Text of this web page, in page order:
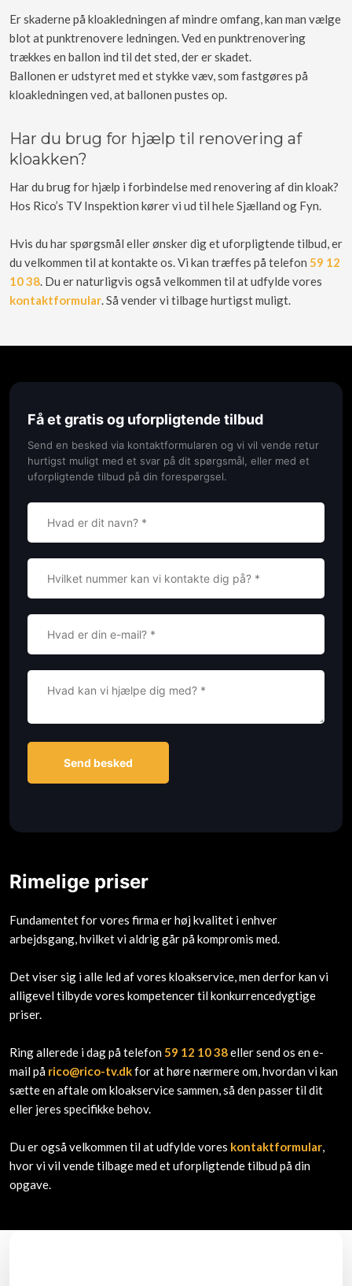
Er skaderne på kloakledningen af mindre omfang, kan man vælge
blot at punktrenovere ledningen. Ved en punktrenovering
trækkes en ballon ind til det sted, der er skadet.
Ballonen er udstyret med et stykke væv, som fastgøres på
kloakledningen ved, at ballonen pustes op.
Har du brug for hjælp til renovering af
kloakken?
Har du brug for hjælp i forbindelse med renovering af din kloak?
Hos Rico’s TV Inspektion kører vi ud til hele Sjælland og Fyn.
Hvis du har spørgsmål eller ønsker dig et uforpligtende tilbud, er
du velkommen til at kontakte os. Vi kan træffes på telefon 59 12
10 38. Du er naturligvis også velkommen til at udfylde vores
kontaktformular. Så vender vi tilbage hurtigst muligt.
Få et gratis og uforpligtende tilbud​
Send en besked via kontaktformularen og vi vil vende retur
hurtigst muligt med et svar på dit spørgsmål, eller med et
uforpligtende tilbud på din forespørgsel.
Rimelige priser
Fundamentet for vores firma er høj kvalitet i enhver
arbejdsgang, hvilket vi aldrig går på kompromis med.
Det viser sig i alle led af vores kloakservice, men derfor kan vi
alligevel tilbyde vores kompetencer til konkurrencedygtige
priser.
Ring allerede i dag på telefon59 12 10 38eller send os en e-
mail på rico@rico-tv.dkfor at høre nærmere om, hvordan vi kan
sætte en aftale om kloakservice sammen, så den passer til dit
eller jeres specifikke behov.
Du er også velkommen til at udfylde vores kontaktformular,
hvor vi vil vende tilbage med et uforpligtende tilbud på din
opgave.